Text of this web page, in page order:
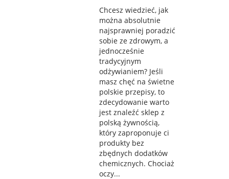
Chcesz wiedzieć, jak
można absolutnie
najsprawniej poradzić
sobie ze zdrowym, a
jednocześnie
tradycyjnym
odżywianiem? Jeśli
masz chęć na świetne
polskie przepisy, to
zdecydowanie warto
jest znaleźć sklep z
polską żywnością,
który zaproponuje ci
produkty bez
zbędnych dodatków
chemicznych. Chociaż
oczy...